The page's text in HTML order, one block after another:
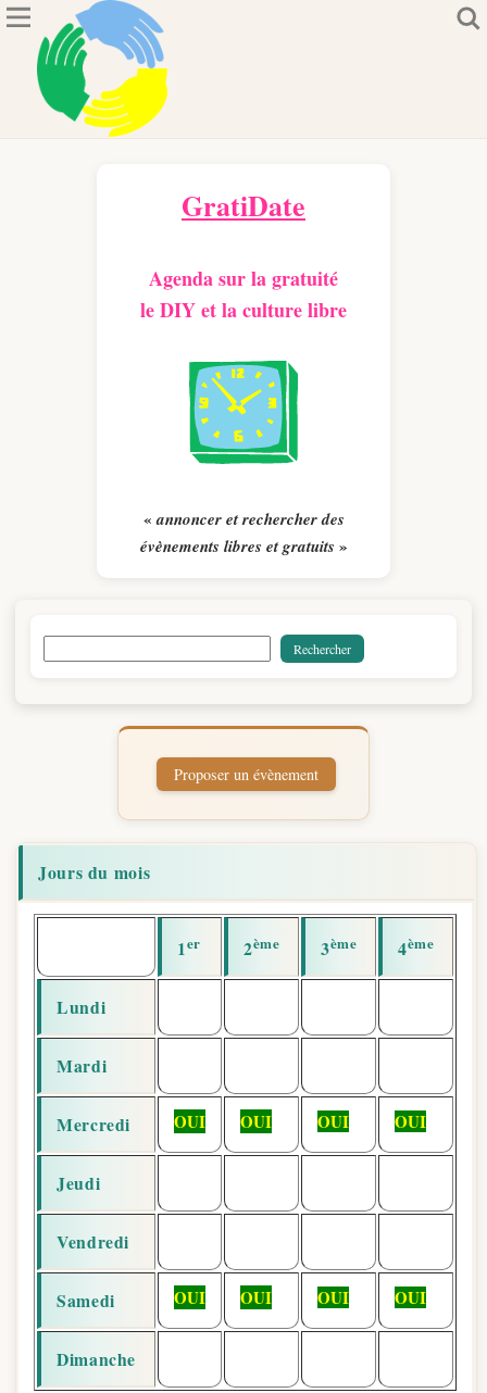
GratiDate
Agenda sur la gratuité
le DIY et la culture libre
«annoncer et rechercher des
évènements libres et gratuits »
Jours du mois
1er 2ème 3ème 4ème
Lundi
Mardi
Mercredi OUI OUI OUI OUI
Jeudi
Vendredi
Samedi OUI OUI OUI OUI
Dimanche